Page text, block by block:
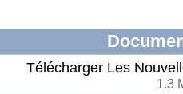
Télécharger Les
1.3